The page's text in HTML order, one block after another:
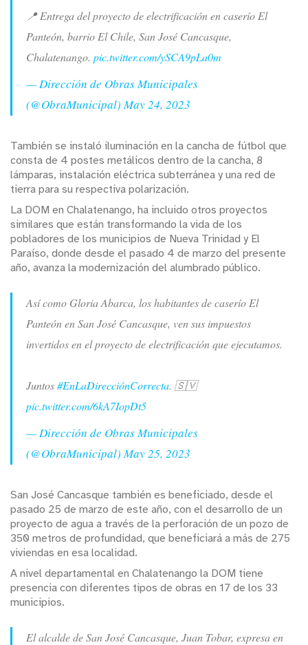
📍 Entrega del proyecto de electrificación en caserío El
Panteón, barrio El Chile, San José Cancasque,
Chalatenango. pic.twitter.com/ySCA9pLa0m
— Dirección de Obras Municipales
(@ObraMunicipal)May 24, 2023
También se instaló iluminación en la cancha de fútbol que
consta de 4 postes metálicos dentro de la cancha, 8
lámparas, instalación eléctrica subterránea y una red de
tierra para su respectiva polarización.
La DOM en Chalatenango, ha incluido otros proyectos
similares que están transformando la vida de los
pobladores de los municipios de Nueva Trinidad y El
Paraíso, donde desde el pasado 4 de marzo del presente
año, avanza la modernización del alumbrado público.
Así como Gloria Abarca, los habitantes de caserío El
Panteón en San José Cancasque, ven sus impuestos
invertidos en el proyecto de electrificación que ejecutamos.
Juntos#EnLaDirecciónCorrecta. 🇸🇻
pic.twitter.com/6kA7IopDt5
— Dirección de Obras Municipales
(@ObraMunicipal)May 25, 2023
San José Cancasque también es beneficiado, desde el
pasado 25 de marzo de este año, con el desarrollo de un
proyecto de agua a través de la perforación de un pozo de
350 metros de profundidad, que beneficiará a más de 275
viviendas en esa localidad.
A nivel departamental en Chalatenango la DOM tiene
presencia con diferentes tipos de obras en 17 de los 33
municipios.
El alcalde de San José Cancasque, Juan Tobar, expresa en